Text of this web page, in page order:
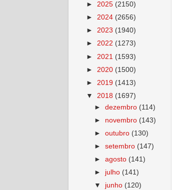
► 2025 (2150)
► 2024 (2656)
► 2023 (1940)
► 2022 (1273)
► 2021 (1593)
► 2020 (1500)
► 2019 (1413)
▼ 2018 (1697)
►dezembro (114)
► novembro (143)
►outubro (130)
►setembro (147)
►agosto (141)
► julho (141)
▼ junho (120)